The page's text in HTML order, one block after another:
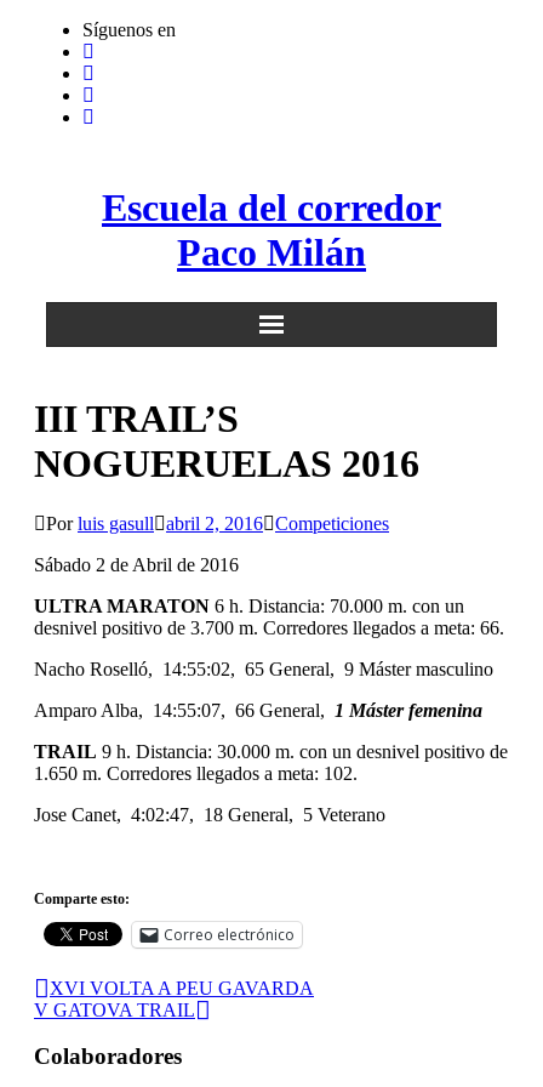
Saltar
contenido
Síguenos en
Escuela del corredor
Paco Milán
III TRAIL’S
NOGUERUELAS 2016
Porluis gasull abril 2, 2016 Competiciones
Sábado 2 de Abril de 2016
ULTRA MARATON 6 h. Distancia: 70.000 m. con un
desnivel positivo de 3.700 m. Corredores llegados a meta: 66.
Nacho Roselló, 14:55:02, 65 General, 9 Máster masculino
Amparo Alba, 14:55:07, 66 General,
1 Máster femenina
TRAIL 9 h. Distancia: 30.000 m. con un desnivel positivo de
1.650 m. Corredores llegados a meta: 102.
Jose Canet, 4:02:47, 18 General, 5 Veterano
Comparte esto:
Correo electrónico
XVI VOLTA A PEU GAVARDA
V GATOVA TRAIL
Colaboradores